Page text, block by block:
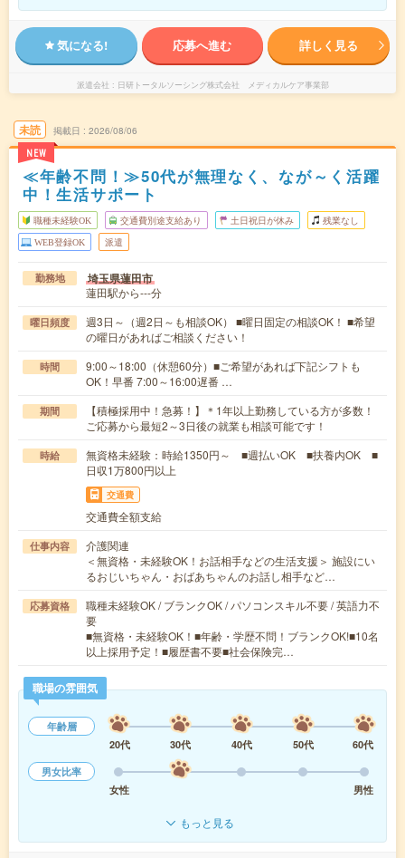
気になる! 応募へ進む 詳しく見る
派遣会社 日研トータルソーシング株式会社 メディカルケア事業部
未読
NEW
掲載日 2026/08/06
≪年齢不問！≫50代が無理なく、なが～く活躍
中！生活サポート
職種未経験OK 交通費別途支給あり 土日祝日が休み 残業なし
WEB登録OK 派遣
勤務地 埼玉県蓮田市
蓮田駅から---分
曜日頻度
週3日～（週2日～も相談OK） ■曜日固定の相談OK！ ■希望
の曜日があればご相談ください！
時間
9:00～18:00（休憩60分）■ご希望があれば下記シフトも
OK！早番 7:00～16:00遅番 …
期間
【積極採用中！急募！】＊1年以上勤務している方が多数！
ご応募から最短2～3日後の就業も相談可能です！
時給
無資格未経験：時給1350円～ ■週払いOK ■扶養内OK ■
日収1万800円以上
交通費
交通費全額支給
仕事内容
介護関連
＜無資格・未経験OK！お話相手などの生活支援＞ 施設にい
るおじいちゃん・おばあちゃんのお話し相手など…
応募資格
職種未経験OK / ブランクOK / パソコンスキル不要 / 英語力不
要
■無資格・未経験OK！■年齢・学歴不問！ブランクOK!■10名
以上採用予定！■履歴書不要■社会保険完…
職場の雰囲気
年齢層
20代
30代 40代 50代
60代
男女比率
女性
男性
もっと見る